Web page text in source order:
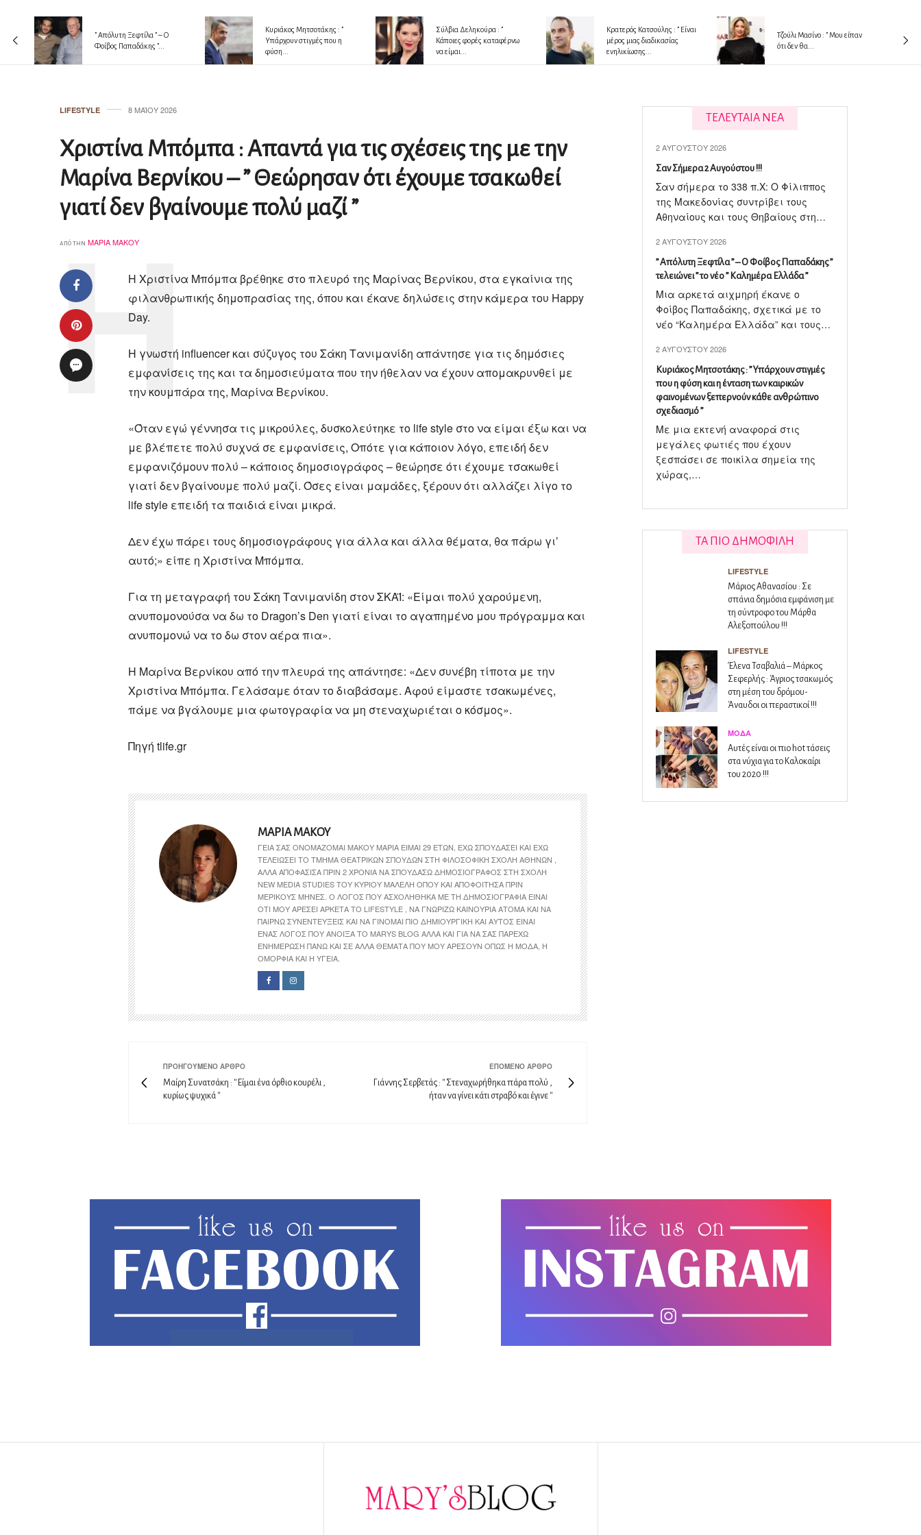
” Απόλυτη Ξεφτίλα ” – Ο
Φοίβος Παπαδάκης ”...
Κυριάκος Μητσοτάκης : ”
Υπάρχουν στιγμές που η
φύση...
Σύλβια Δεληκούρα : ”
Κάποιες φορές καταφέρνω
να είμαι...
Κρατερός Κατσούλης : ” Είναι
μέρος μιας διαδικασίας
ενηλικίωσης...
Tζούλι Μασίνο : ” Μου είπαν
ότι δεν θα...
LIFESTYLE 8 ΜΑΪ́ΟΥ 2026
Xριστίνα Μπόμπα : Aπαντά για τις σχέσεις της με την
Μαρίνα Βερνίκου – ” Θεώρησαν ότι έχουμε τσακωθεί
γιατί δεν βγαίνουμε πολύ μαζί ”
από την ΜΑΡΊΑ ΜΆΚΟΥ
Η Χριστίνα Μπόμπα βρέθηκε στο πλευρό της Μαρίνας Βερνίκου, στα εγκαίνια της
φιλανθρωπικής δημοπρασίας της, όπου και έκανε δηλώσεις στην κάμερα του Happy
Day.
Η γνωστή influencer και σύζυγος του Σάκη Τανιμανίδη απάντησε για τις δημόσιες
εμφανίσεις της και τα δημοσιεύματα που την ήθελαν να έχουν απομακρυνθεί με
την κουμπάρα της, Μαρίνα Βερνίκου.
«Όταν εγώ γέννησα τις μικρούλες, δυσκολεύτηκε το life style στο να είμαι έξω και να
με βλέπετε πολύ συχνά σε εμφανίσεις, Οπότε για κάποιον λόγο, επειδή δεν
εμφανιζόμουν πολύ – κάποιος δημοσιογράφος – θεώρησε ότι έχουμε τσακωθεί
γιατί δεν βγαίνουμε πολύ μαζί. Όσες είναι μαμάδες, ξέρουν ότι αλλάζει λίγο το
life style επειδή τα παιδιά είναι μικρά.
Δεν έχω πάρει τους δημοσιογράφους για άλλα και άλλα θέματα, θα πάρω γι’
αυτό;» είπε η Χριστίνα Μπόμπα.
Για τη μεταγραφή του Σάκη Τανιμανίδη στον ΣΚΑΪ: «Είμαι πολύ χαρούμενη,
ανυπομονούσα να δω το Dragon’s Den γιατί είναι το αγαπημένο μου πρόγραμμα και
ανυπομονώ να το δω στον αέρα πια».
Η Μαρίνα Βερνίκου από την πλευρά της απάντησε: «Δεν συνέβη τίποτα με την
Χριστίνα Μπόμπα. Γελάσαμε όταν το διαβάσαμε. Αφού είμαστε τσακωμένες,
πάμε να βγάλουμε μια φωτογραφία να μη στεναχωριέται ο κόσμος».
Πηγή tlife.gr
ΜΑΡΊΑ ΜΆΚΟΥ
ΓΕΙΑ ΣΑΣ ΟΝΟΜΆΖΟΜΑΙ ΜΆΚΟΥ ΜΑΡΊΑ ΕΊΜΑΙ 29 ΕΤΏΝ, ΈΧΩ ΣΠΟΥΔΆΣΕΙ ΚΑΙ ΈΧΩ
ΤΕΛΕΙΏΣΕΙ ΤΟ ΤΜΉΜΑ ΘΕΑΤΡΙΚΏΝ ΣΠΟΥΔΏΝ ΣΤΗ ΦΙΛΟΣΟΦΙΚΉ ΣΧΟΛΉ ΑΘΗΝΏΝ ,
ΑΛΛΆ ΑΠΟΦΆΣΙΣΑ ΠΡΙΝ 2 ΧΡΌΝΙΑ ΝΑ ΣΠΟΥΔΆΣΩ ΔΗΜΟΣΙΟΓΡΆΦΟΣ ΣΤΗ ΣΧΟΛΉ
NEW MEDIA STUDIES ΤΟΥ ΚΎΡΙΟΥ ΜΑΛΈΛΗ ΌΠΟΥ ΚΑΙ ΑΠΟΦΟΊΤΗΣΑ ΠΡΙΝ
ΜΕΡΙΚΟΎΣ ΜΉΝΕΣ. Ο ΛΌΓΟΣ ΠΟΥ ΑΣΧΟΛΉΘΗΚΑ ΜΕ ΤΗ ΔΗΜΟΣΙΟΓΡΑΦΊΑ ΕΊΝΑΙ
ΌΤΙ ΜΟΥ ΑΡΈΣΕΙ ΑΡΚΕΤΆ ΤΟ LIFESTYLE , ΝΑ ΓΝΩΡΊΖΩ ΚΑΙΝΟΎΡΙΑ ΆΤΟΜΑ ΚΑΙ ΝΑ
ΠΑΊΡΝΩ ΣΥΝΕΝΤΕΎΞΕΙΣ ΚΑΙ ΝΑ ΓΊΝΟΜΑΙ ΠΙΟ ΔΗΜΙΟΥΡΓΙΚΉ ΚΑΙ ΑΥΤΌΣ ΕΊΝΑΙ
ΈΝΑΣ ΛΌΓΟΣ ΠΟΥ ΆΝΟΙΞΑ ΤΟ MARYS BLOG ΑΛΛΆ ΚΑΙ ΓΙΑ ΝΑ ΣΑΣ ΠΑΡΈΧΩ
ΕΝΗΜΈΡΩΣΗ ΠΆΝΩ ΚΑΙ ΣΕ ΆΛΛΑ ΘΈΜΑΤΑ ΠΟΥ ΜΟΥ ΑΡΈΣΟΥΝ ΌΠΩΣ Η ΜΌΔΑ, Η
ΟΜΟΡΦΙΆ ΚΑΙ Η ΥΓΕΊΑ.
ΠΡΟΗΓΟΎΜΕΝΟ ΆΡΘΡΟ
Mαίρη Συνατσάκη : '' Είμαι ένα όρθιο κουρέλι ,
κυρίως ψυχικά ''
ΕΠΌΜΕΝΟ ΆΡΘΡΟ
Γιάννης Σερβετάς : '' Στεναχωρήθηκα πάρα πολύ ,
ήταν να γίνει κάτι στραβό και έγινε ''
ΤΕΛΕΥΤΑΙΑ ΝΕΑ
2 ΑΥΓΟΎΣΤΟΥ 2026
Σαν Σήμερα 2 Αυγούστου !!!
Σαν σήμερα το 338 π.X: Ο Φίλιππος
της Μακεδονίας συντρίβει τους
Αθηναίους και τους Θηβαίους στη…
2 ΑΥΓΟΎΣΤΟΥ 2026
” Απόλυτη Ξεφτίλα ” – Ο Φοίβος Παπαδάκης ”
τελειώνει ” το νέο ” Καλημέρα Ελλάδα ”
Μια αρκετά αιχμηρή έκανε ο
Φοίβος Παπαδάκης, σχετικά με το
νέο “Καλημέρα Ελλάδα” και τους…
2 ΑΥΓΟΎΣΤΟΥ 2026
Κυριάκος Μητσοτάκης : ” Υπάρχουν στιγμές
που η φύση και η ένταση των καιρικών
φαινομένων ξεπερνούν κάθε ανθρώπινο
σχεδιασμό ”
Με μια εκτενή αναφορά στις
μεγάλες φωτιές που έχουν
ξεσπάσει σε ποικίλα σημεία της
χώρας,…
ΤΑ ΠΙΟ ΔΗΜΟΦΙΛΗ
LIFESTYLE
Μάριος Αθανασίου : Σε
σπάνια δημόσια εμφάνιση με
τη σύντροφο του Μάρθα
Αλεξοπούλου !!!
LIFESTYLE
Έλενα Τσαβαλιά – Μάρκος
Σεφερλής : Άγριος τσακωμός
στη μέση του δρόμου-
Άναυδοι οι περαστικοί !!!
ΜΌΔΑ
Αυτές είναι οι πιο hot τάσεις
στα νύχια για το Καλοκαίρι
του 2020 !!!